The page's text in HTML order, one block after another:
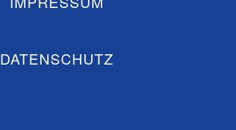
DATENSCHUTZ